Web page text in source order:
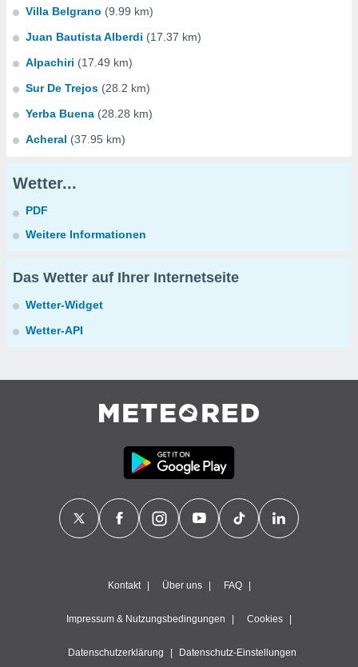
Villa Belgrano (9.99 km)
Juan Bautista Alberdi (17.37 km)
Alpachiri (17.49 km)
Sur De Trejos (28.2 km)
Yerba Buena (28.28 km)
Acheral (37.95 km)
Wetter...
PDF
Weitere Informationen
Das Wetter auf Ihrer Internetseite
Wetter-Widget
Wetter-API
Kontakt Über uns FAQ
Impressum & Nutzungsbedingungen Cookies
Datenschutzerklärung Datenschutz-Einstellungen